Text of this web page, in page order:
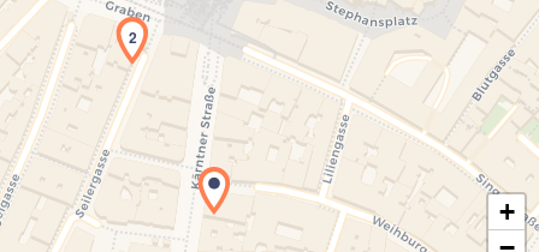
Laden der Karte...
2
+